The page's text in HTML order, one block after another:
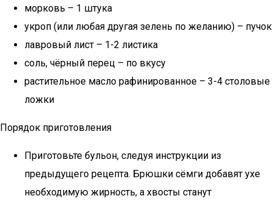
морковь – 1 штука
укроп (или любая другая зелень по желанию) – пучок
лавровый лист – 1-2 листика
соль, чёрный перец – по вкусу
растительное масло рафинированное – 3-4 столовые
ложки
Порядок приготовления
Приготовьте бульон, следуя инструкции из
предыдущего рецепта. Брюшки сёмги добавят ухе
необходимую жирность, а хвосты станут